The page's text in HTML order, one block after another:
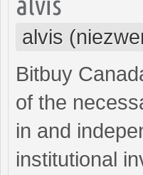
alvis
Bitbuy
of the
in and
institutional